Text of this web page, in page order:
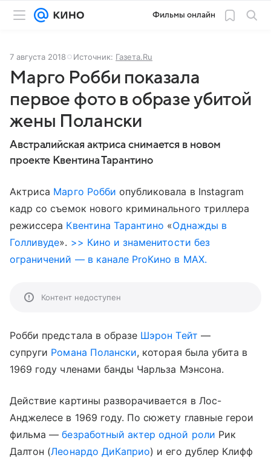
Фильмы онлайн
7 августа 2018 Источник: Газета.Ru
Марго Робби показала
первое фото в образе убитой
жены Полански
Австралийская актриса снимается в новом
проекте Квентина Тарантино
Актриса Марго Робби опубликовала в Instagram
кадр со съемок нового криминального триллера
режиссера Квентина Тарантино «Однажды в
Голливуде». >> Кино и знаменитости без
ограничений — в канале ProКино в MAX.
Контент недоступен
Робби предстала в образе Шэрон Тейт —
супруги Романа Полански, которая была убита в
1969 году членами банды Чарльза Мэнсона.
Действие картины разворачивается в Лос-
Анджелесе в 1969 году. По сюжету главные герои
фильма —безработный актер одной роли Рик
Далтон (Леонардо ДиКаприо) и его дублер Клифф